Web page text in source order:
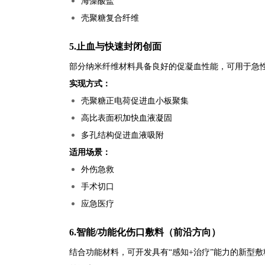
壳聚糖复合纤维
5.止血与快速封闭创面
部分纳米纤维材料具备良好的促凝血性能，可用于急
实现方式：
壳聚糖正电荷促进血小板聚集
高比表面积加快血液凝固
多孔结构促进血液吸附
适用场景：
外伤急救
手术切口
应急医疗
6.智能/功能化伤口敷料（前沿方向）
结合功能材料，可开发具有“感知+治疗”能力的新型敷